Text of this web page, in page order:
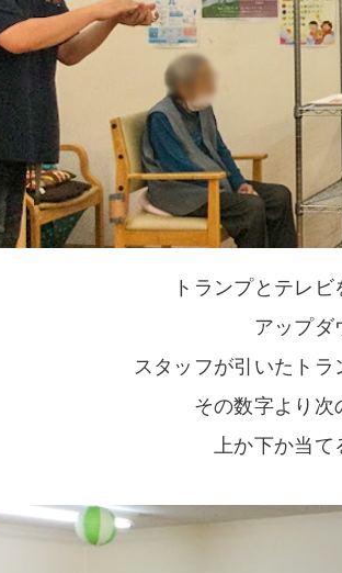
トランプとテレ
アップダ
スタッフが引いたト
その数字より次
上か下か当て